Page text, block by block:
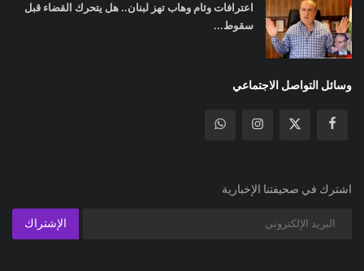
اعترافات وئام وهاب تهز لبنان.. هل يتحرك القضاء قبل
سقوط...
وسائل التواصل الاجتماعي
اشترك في صحيفتنا الإخبارية
الإشتراك